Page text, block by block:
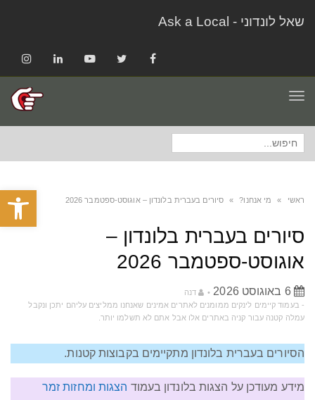
פתח
שאל לונדוני - Ask a Local
Facebook
Twitter
YouTube
LinkedIn
Instagram
תפריט
חיפוש
ראשי » מי אנחנו? » סיורים בעברית בלונדון – אוגוסט-ספטמבר 2026
סיורים בעברית בלונדון –
אוגוסט-ספטמבר 2026
6 באוגוסט 2026
דנה
‫-‬ בעמוד קיימים לינקים ממומנים לאתרים אמינים שאנחנו ממליצים עליהם יתכן ונקבל
עמלה קטנה עבור קניה באתרים אלו אבל אתם לא תשלמו יותר‫.‬
הסיורים בעברית בלונדון מתקיימים בקבוצות קטנות.
מידע מעודכן על הצגות בלונדון בעמוד הצגות ומחזות זמר